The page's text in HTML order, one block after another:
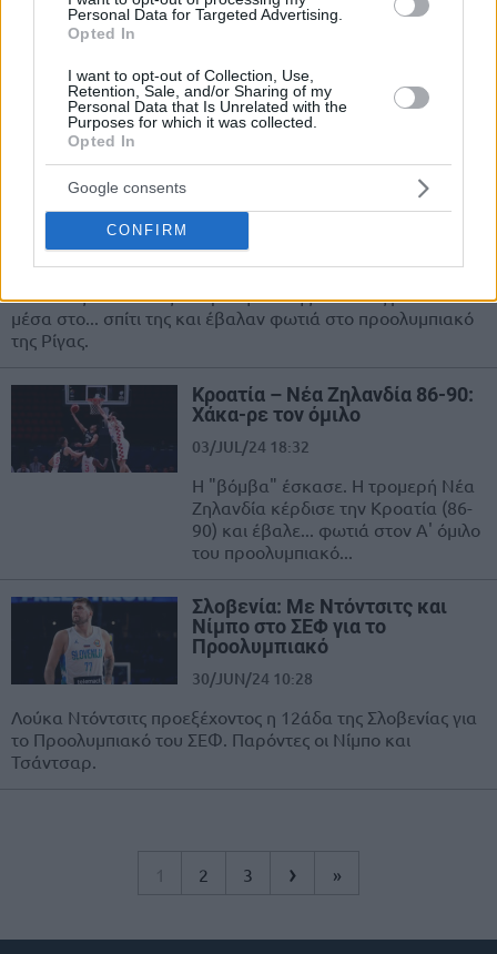
Personal Data for Targeted Advertising.
Opted In
I want to opt-out of Collection, Use,
Retention, Sale, and/or Sharing of my
Personal Data that Is Unrelated with the
Purposes for which it was collected.
Opted In
Google consents
CONFIRM
και άλλες τρεις ομάδες
Ίδρωσε το Μαυροβούνιο όμως λύγισε το Καμερούν (70-66)
και... άνοιξε λογαριασμό. Πρωτιά για τις Μπαχάμες στο
Προολυμπιακό της Βαλένθια.
Οι Φιλιππίνες σόκαραν τη
Λετονία και έβαλαν σε…
03/JUL/24 20:42
Απίθανες Φιλιππίνες επικράτησαν της Λετονίας με 89-80
μέσα στο... σπίτι της και έβαλαν φωτιά στο προολυμπιακό
της Ρίγας.
Κροατία – Νέα Ζηλανδία 86-90:
Χάκα-ρε τον όμιλο
03/JUL/24 18:32
Η "βόμβα" έσκασε. Η τρομερή Νέα
Ζηλανδία κέρδισε την Κροατία (86-
90) και έβαλε... φωτιά στον Α' όμιλο
του προολυμπιακό...
Σλοβενία: Με Ντόντσιτς και
Νίμπο στο ΣΕΦ για το
Προολυμπιακό
30/JUN/24 10:28
Λούκα Ντόντσιτς προεξέχοντος η 12άδα της Σλοβενίας για
το Προολυμπιακό του ΣΕΦ. Παρόντες οι Νίμπο και
Τσάντσαρ.
1 2 3 › »